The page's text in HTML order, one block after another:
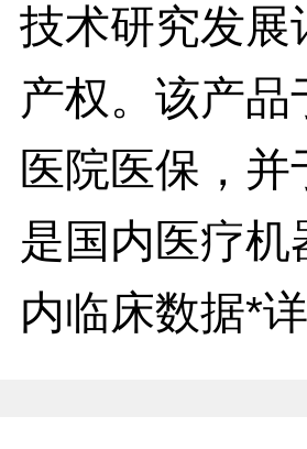
技术研究发展
产权。该产
医院医保，
是国内医疗
内临床数据*